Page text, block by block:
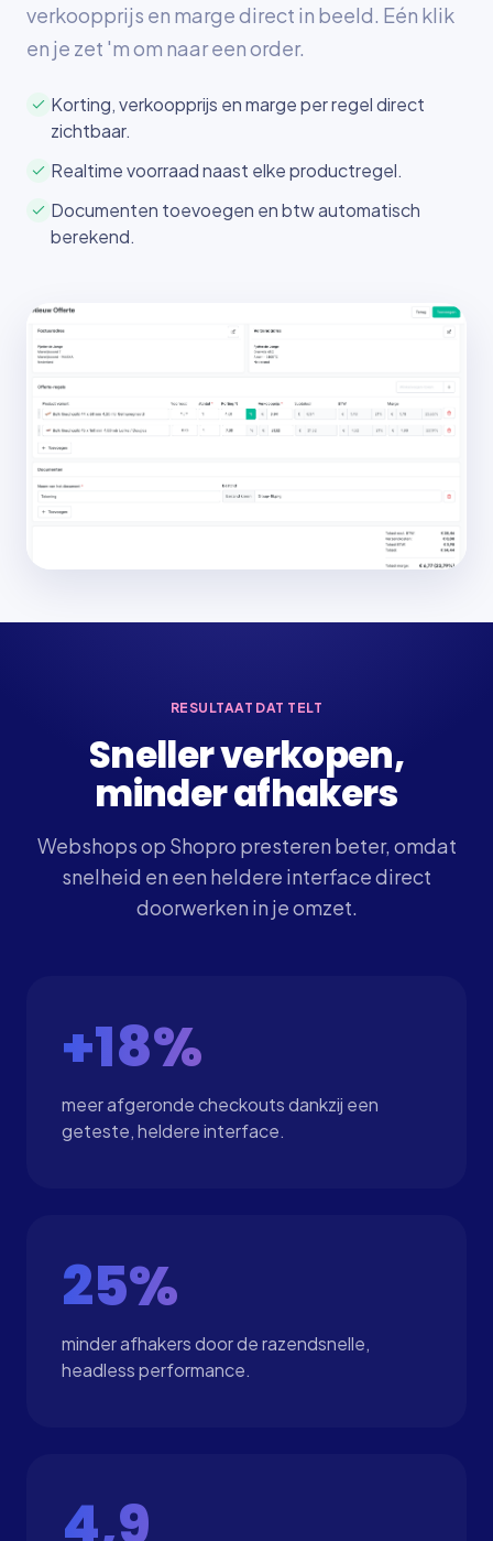
verkoopprijs en marge direct in beeld. Eén klik
en je zet 'm om naar een order.
Korting, verkoopprijs en marge per regel direct
zichtbaar.
Realtime voorraad naast elke productregel.
Documenten toevoegen en btw automatisch
berekend.
RESULTAAT DAT TELT
Sneller verkopen,
minder afhakers
Webshops op Shopro presteren beter, omdat
snelheid en een heldere interface direct
doorwerken in je omzet.
+18%
meer afgeronde checkouts dankzij een
geteste, heldere interface.
25%
minder afhakers door de razendsnelle,
headless performance.
4,9